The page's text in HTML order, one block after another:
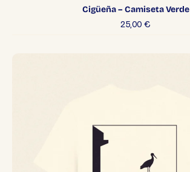
Cigüeña – Camiseta Verde
25,00€